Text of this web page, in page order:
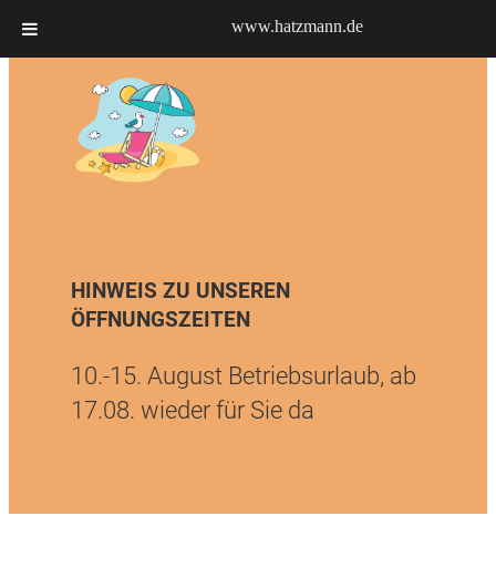
HINWEIS ZU UNSEREN
ÖFFNUNGSZEITEN
10.-15. August Betriebsurlaub, ab
17.08. wieder für Sie da
www.hatzmann.de